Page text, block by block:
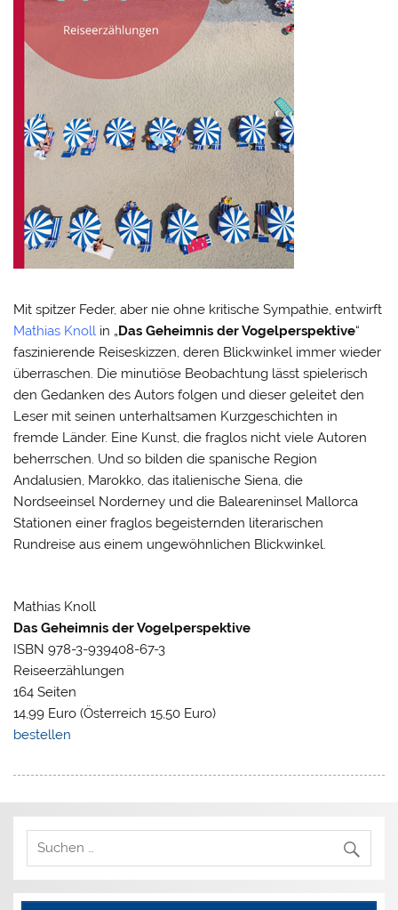
Mit spitzer Feder, aber nie ohne kritische Sympathie, entwirft
Mathias Knoll in „Das Geheimnis der Vogelperspektive“
faszinierende Reiseskizzen, deren Blickwinkel immer wieder
überraschen. Die minutiöse Beobachtung lässt spielerisch
den Gedanken des Autors folgen und dieser geleitet den
Leser mit seinen unterhaltsamen Kurzgeschichten in
fremde Länder. Eine Kunst, die fraglos nicht viele Autoren
beherrschen. Und so bilden die spanische Region
Andalusien, Marokko, das italienische Siena, die
Nordseeinsel Norderney und die Baleareninsel Mallorca
Stationen einer fraglos begeisternden literarischen
Rundreise aus einem ungewöhnlichen Blickwinkel.
Mathias Knoll
Das Geheimnis der Vogelperspektive
ISBN 978-3-939408-67-3
Reiseerzählungen
164 Seiten
14,99 Euro (Österreich 15,50 Euro)
bestellen